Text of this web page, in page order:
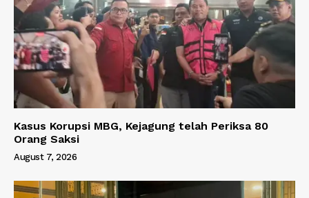
Kasus Korupsi MBG, Kejagung telah Periksa 80
Orang Saksi
August 7, 2026